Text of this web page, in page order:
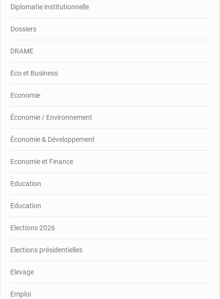
Diplomatie institutionnelle
Dossiers
DRAME
Eco et Business
Economie
Économie / Environnement
Économie & Développement
Economie et Finance
Education
Education
Elections 2026
Elections présidentielles
Elevage
Emploi